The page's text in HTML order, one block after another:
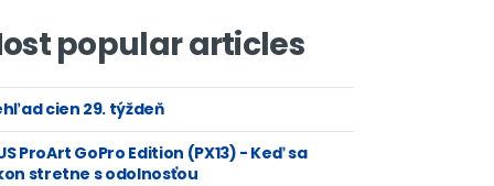
popular articles
cien 29. týždeň
ProArt GoPro Edition (PX13) - Keď sa
stretne s odolnosťou